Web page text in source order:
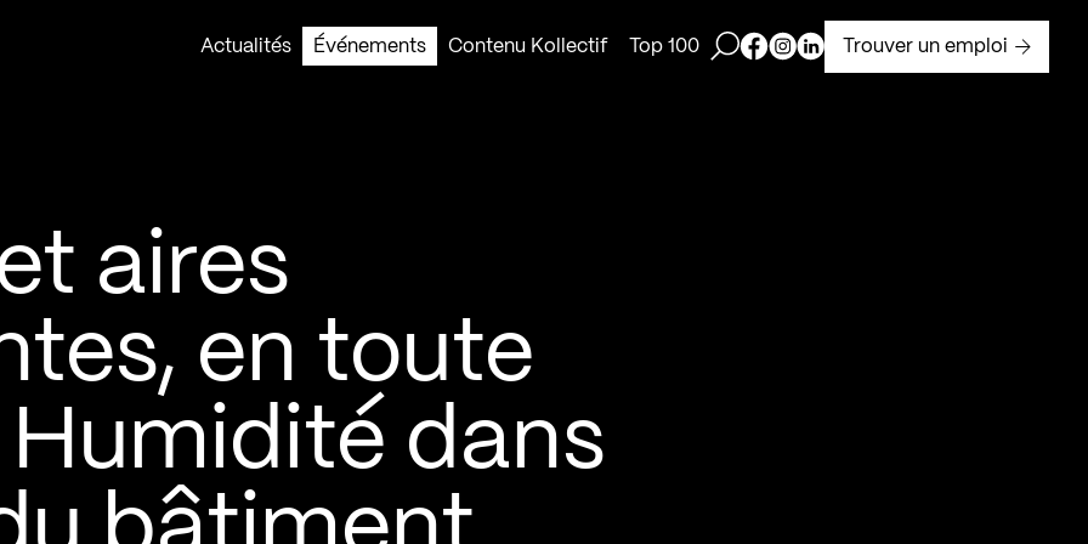
Actualités
Événements Contenu Kollectif Top 100 Ouvrir la barre de recherche
Page Facebook de Kollectif
Page Instagram de Kollectif
Page Linkedin de Kollectif
Trouver un emploi
aires
en toute
dans